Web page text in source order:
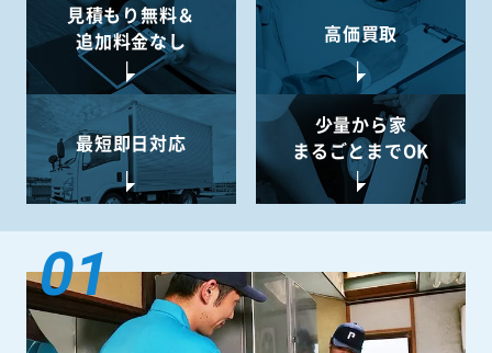
見積もり無料＆
追加料金なし
高価買取
最短即日対応
少量から家
まるごとまでOK